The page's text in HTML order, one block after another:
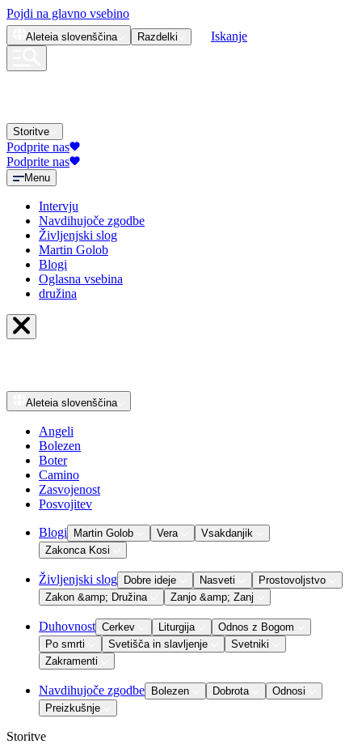
Pojdi na glavno vsebino
Aleteia slovenščina Razdelki Iskanje
Storitve
Podprite nas
Podprite nas
Menu
Intervju
Navdihujoče zgodbe
Življenjski slog
Martin Golob
Blogi
Oglasna vsebina
družina
Aleteia slovenščina
Angeli
Bolezen
Boter
Camino
Zasvojenost
Posvojitev
Blogi Martin Golob Vera
Vsakdanjik
Zakonca Kosi
Življenjski slog Dobre ideje Nasveti
Prostovoljstvo
Zakon &amp; Družina
Zanjo &amp; Zanj
Duhovnost Cerkev Liturgija
Odnos z Bogom
Po smrti
Svetišča in slavljenje
Svetniki
Zakramenti
Navdihujoče zgodbe Bolezen Dobrota
Odnosi
Preizkušnje
Storitve